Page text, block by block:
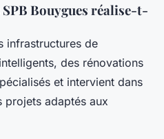
Bouygues réalise-t-
infrastructures de
des rénovations
et intervient dans
projets adaptés aux